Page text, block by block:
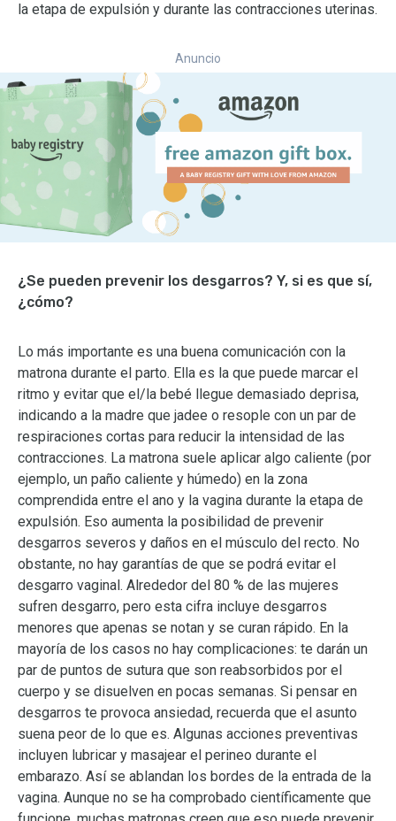
la etapa de expulsión y durante las contracciones uterinas.
Anuncio
¿Se pueden prevenir los desgarros? Y, si es que sí,
¿cómo?
Lo más importante es una buena comunicación con la
matrona durante el parto. Ella es la que puede marcar el
ritmo y evitar que el/la bebé llegue demasiado deprisa,
indicando a la madre que jadee o resople con un par de
respiraciones cortas para reducir la intensidad de las
contracciones. La matrona suele aplicar algo caliente (por
ejemplo, un paño caliente y húmedo) en la zona
comprendida entre el ano y la vagina durante la etapa de
expulsión. Eso aumenta la posibilidad de prevenir
desgarros severos y daños en el músculo del recto. No
obstante, no hay garantías de que se podrá evitar el
desgarro vaginal. Alrededor del 80 % de las mujeres
sufren desgarro, pero esta cifra incluye desgarros
menores que apenas se notan y se curan rápido. En la
mayoría de los casos no hay complicaciones: te darán un
par de puntos de sutura que son reabsorbidos por el
cuerpo y se disuelven en pocas semanas. Si pensar en
desgarros te provoca ansiedad, recuerda que el asunto
suena peor de lo que es. Algunas acciones preventivas
incluyen lubricar y masajear el perineo durante el
embarazo. Así se ablandan los bordes de la entrada de la
vagina. Aunque no se ha comprobado científicamente que